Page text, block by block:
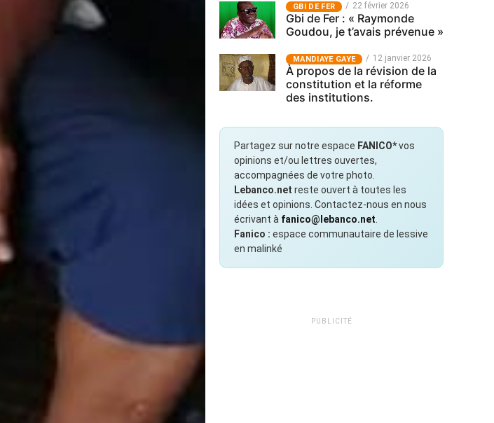
GBI DE FER 22 février 2026
Gbi de Fer : « Raymonde
Goudou, je t’avais prévenue »
MANDIAYE GAYE 12 janvier 2026
À propos de la révision de la
constitution et la réforme
des institutions.
Partagez sur notre espace FANICO*vos
opinions et/ou lettres ouvertes,
accompagnées de votre photo.
Lebanco.net reste ouvert à toutes les
idées et opinions. Contactez-nous en nous
écrivant à fanico@lebanco.net
Fanico : espace communautaire de lessive
en malinké
PUBLICITÉ